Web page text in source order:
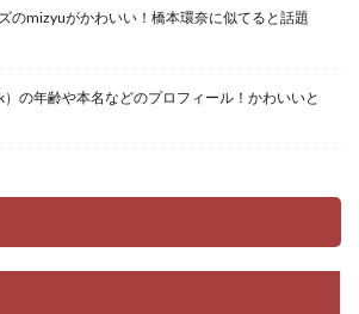
のmizyuがかわいい！橋本環奈に似てると話題
の年齢や本名などのプロフィール！かわいいと